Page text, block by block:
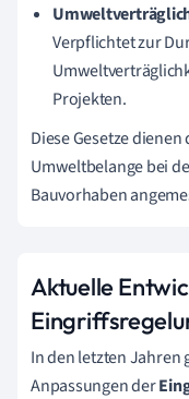
Verpflichtet zur
Projekten.
Diese Gesetze
Umweltbelange bei
Bauvorhaben
Aktuelle
In den letzten Jahren
Anpassungen der